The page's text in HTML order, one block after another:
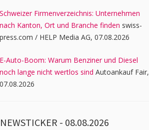
Schweizer Firmenverzeichnis: Unternehmen
nach Kanton, Ort und Branche finden swiss-
press.com / HELP Media AG, 07.08.2026
E-Auto-Boom: Warum Benziner und Diesel
noch lange nicht wertlos sind Autoankauf Fair,
07.08.2026
NEWSTICKER - 08.08.2026